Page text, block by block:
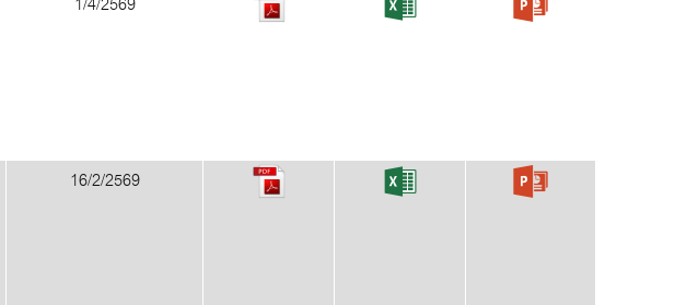
16/2/2569